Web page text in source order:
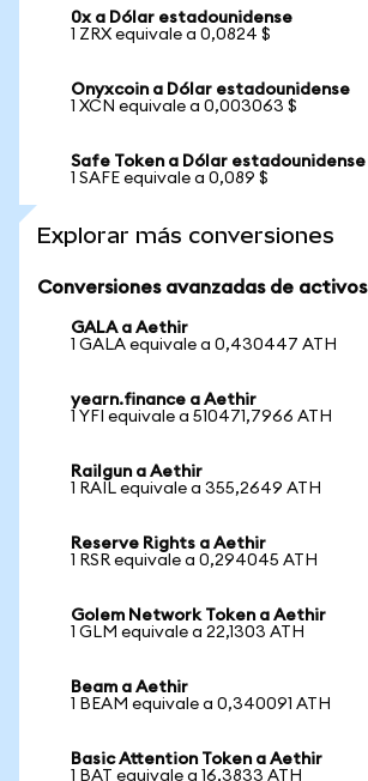
0x a Dólar estadounidense
1 ZRX equivale a 0,0824 $
Onyxcoin a Dólar estadounidense
1 XCN equivale a 0,003063 $
Safe Token a Dólar estadounidense
1 SAFE equivale a 0,089 $
Explorar más conversiones
Conversiones avanzadas de activos
GALA a Aethir
1 GALA equivale a 0,430447 ATH
yearn.finance a Aethir
1 YFI equivale a 510471,7966 ATH
Railgun a Aethir
1 RAIL equivale a 355,2649 ATH
Reserve Rights a Aethir
1 RSR equivale a 0,294045 ATH
Golem Network Token a Aethir
1 GLM equivale a 22,1303 ATH
Beam a Aethir
1 BEAM equivale a 0,340091 ATH
Basic Attention Token a Aethir
1 BAT equivale a 16,3833 ATH